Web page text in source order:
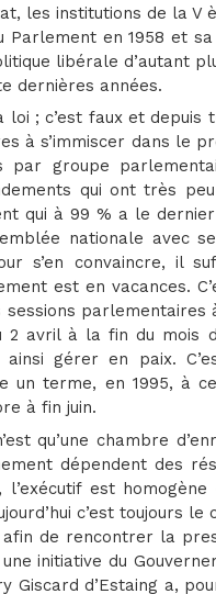
les institutions de la V
en 1958 et
libérale d’autant
dernières années.
; c’est faux et depuis
à s’immiscer dans le
groupe
qui ont très
qui à 99 % a le
nationale avec
s’en convaincre, il
est en vacances.
avril à la fin du mois
gérer en paix.
un terme, en 1995, à
à fin juin.
qu’une chambre
dépendent des
est
c’est toujours le
de rencontrer la
initiative du
Giscard d’Estaing a,